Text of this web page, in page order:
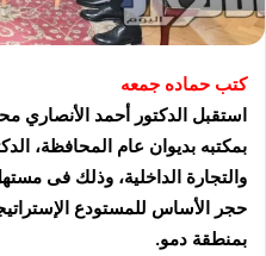
كتب حماده جمعه
استقبل الدكتور أحمد الأنصاري
بمكتبه بديوان عام المحافظة،
والتجارة الداخلية، وذلك فى
حجر الأساس للمستودع
بمنطقة دمو.